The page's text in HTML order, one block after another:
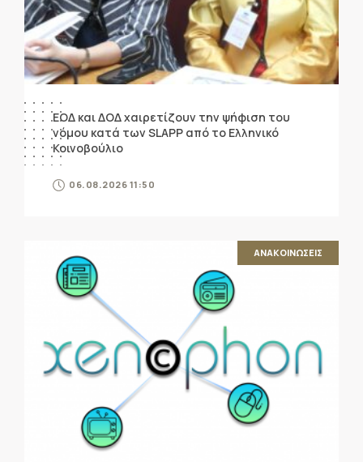
ΕΟΔ και ΔΟΔ χαιρετίζουν την ψήφιση του
νόμου κατά των SLAPP από το Ελληνικό
Κοινοβούλιο
06.08.2026 11:50
ΑΝΑΚΟΙΝΩΣΕΙΣ